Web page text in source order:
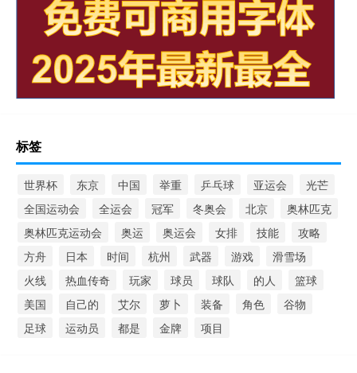
标签
世界杯 东京 中国 举重 乒乓球 亚运会
光芒
全国运动会
全运会 冠军 冬奥会 北京
奥林匹克
奥林匹克运动会
奥运 奥运会 女排 技能
攻略
方舟
日本 时间 杭州 武器 游戏
滑雪场
火线
热血传奇 玩家 球员 球队 的人
篮球
美国
自己的 艾尔 萝卜 装备 角色
谷物
足球
运动员 都是 金牌 项目